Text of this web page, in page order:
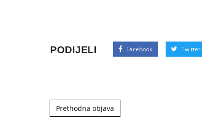
PODIJELI Facebook Twitter
Post navigation
Prethodna objava